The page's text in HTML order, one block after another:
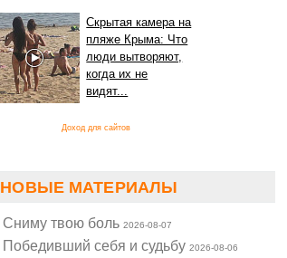
Скрытая камера на
пляже Крыма: Что
люди вытворяют,
когда их не
видят...
Доход для сайтов
НОВЫЕ МАТЕРИАЛЫ
Cниму твою боль2026-08-07
Победивший себя и судьбу2026-08-06